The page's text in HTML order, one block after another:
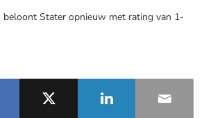
beloont Stater opnieuw met rating van 1-